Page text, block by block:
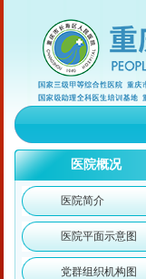
医院概况
医院简介
医院平面示意图
党群组织机构图